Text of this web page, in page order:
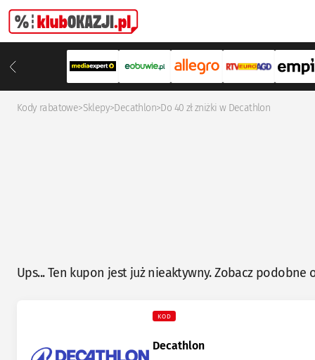
Kody rabatowe>Sklepy>Decathlon>Do 40 zł zniżki w Decathlon
Ups... Ten kupon jest już nieaktywny. Zobacz podobne
KOD
Decathlon